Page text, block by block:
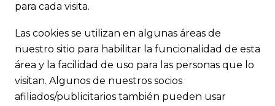
para cada visita.
Las cookies se utilizan en algunas áreas de
nuestro sitio para habilitar la funcionalidad de esta
área y la facilidad de uso para las personas que lo
visitan. Algunos de nuestros socios
afiliados/publicitarios también pueden usar